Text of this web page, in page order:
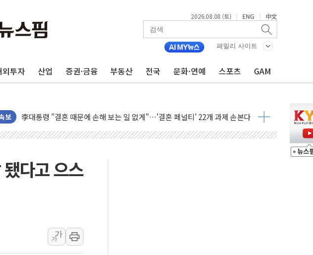
2026.08.08 (토) | ENG | 中文
패밀리 사이트
외투자 산업 증권·금융 부동산 전국 문화·연예 스포츠 GAM
보
이번주 국내 주요 금융일정(8.10~8.14)
美, 이란전 출구전략 만지작…공습 한계·탄약 부족 현실화
폐기물 수거하다 참변…60대 환경미화원 수거차에 치여 사망
서울 중랑구 주택가서 흉기 난동…60대 남성 2명 숨져
여수 오동도 인근 해상서 모터보트 전복…1명 사망·1명 실종
추미애, '위안부' 피해자 기림의 날 참석..."국제적 시민 연대로 목소리 내야"
인천서 말다툼 중 어머니 흉기 살해 10대 아들 체포
'화합' 꺼낸 김민석에 '뻔뻔' 받아친 정청래…제주 연설서 신경전 고조
中 전방위 아파트 부양, 수도 베이징도 부동산 규제 철폐
인제 용대리 계곡서 수위 상승으로 피서객 7명 고립…전원 구조
다고 으스
가
가